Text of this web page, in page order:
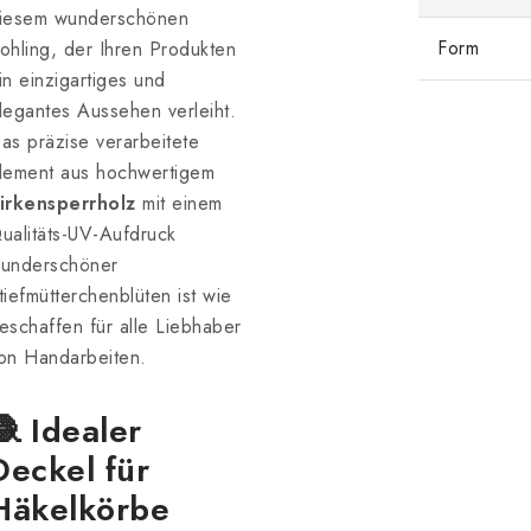
wunderschönen
der Ihren Produkten
einzigartiges und
Aussehen verleiht.
präzise verarbeitete
aus hochwertigem
mit einem
UV-Aufdruck
ist wie
für alle Liebhaber
Handarbeiten.
Idealer
für
Form